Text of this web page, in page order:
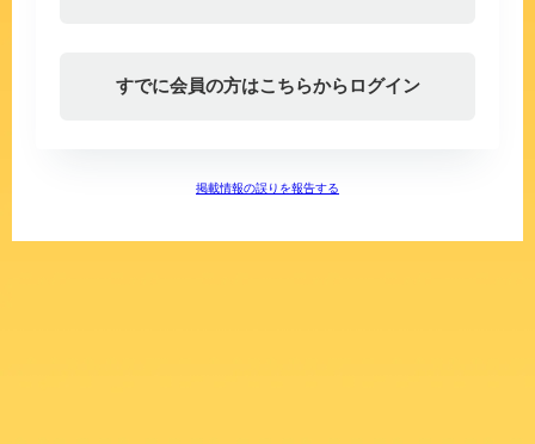
すでに会員の方はこちらからログイン
掲載情報の誤りを報告する